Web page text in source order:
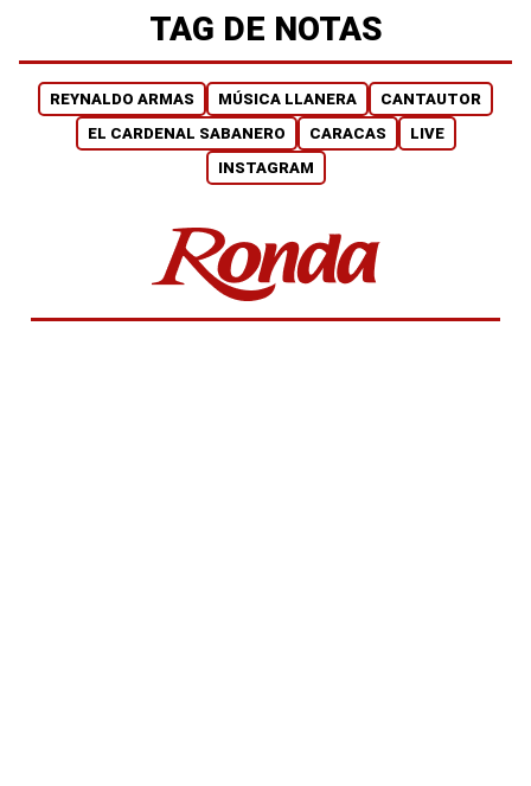
TAG DE NOTAS
REYNALDO ARMAS MÚSICA LLANERA
CANTAUTOR
EL CARDENAL SABANERO
CARACAS
LIVE
INSTAGRAM